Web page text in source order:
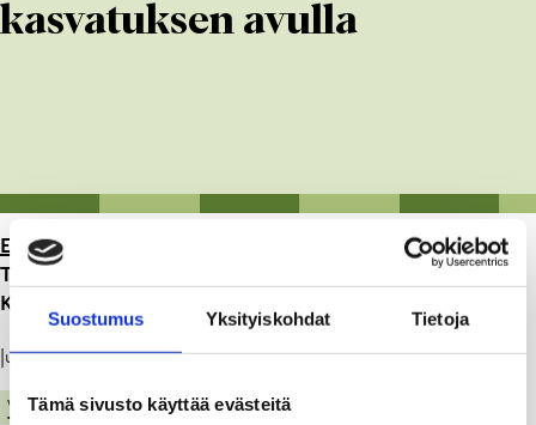
Suostumus Yksityiskohdat Tietoja
Tämä sivusto käyttää evästeitä
kasvatuksen avulla
ETUSIVU
TOIVOA MUSTIONJOEN
TAANTUVILLE JOKIHELMISIMPUKOILLE
KASVATUKSEN AVULLA
Julkaistu: 30.07.22
VESISTÖVISIO UNCATEGORIZED